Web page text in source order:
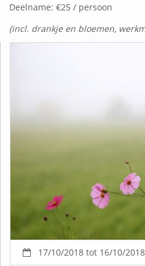
Deelname: €25 / persoon
(incl. drankje en bloemen,
17/10/2018 tot 16/10/2018